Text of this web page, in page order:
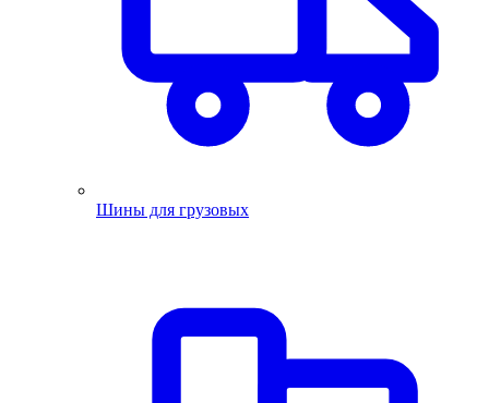
Шины для грузовых